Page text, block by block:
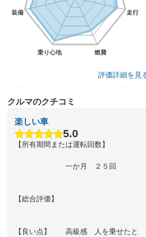
走行
燃費
乗り心地
装備 走行
燃費
乗り心地
装備
評価詳細を見
クルマのクチコミ
楽しい車
5.0
【所有期間または運転回数】
一か月 ２５回
【総合評価】
【良い点】 高級感 人を乗せたと